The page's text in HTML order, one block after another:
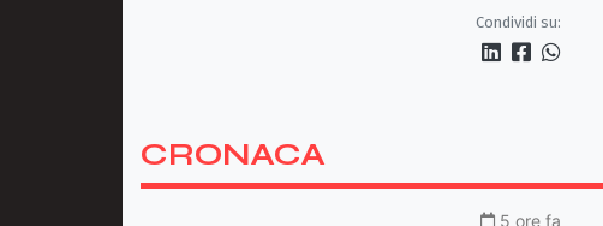
Condividi su:
CRONACA
5 ore fa